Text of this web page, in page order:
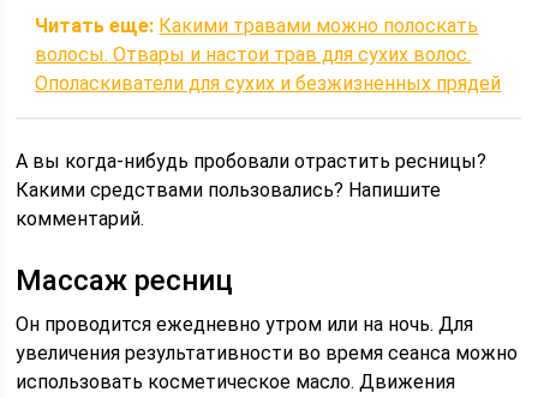
Читать еще: Какими травами можно полоскать
волосы. Отвары и настои трав для сухих волос.
Ополаскиватели для сухих и безжизненных прядей
А вы когда-нибудь пробовали отрастить ресницы?
Какими средствами пользовались? Напишите
комментарий.
Массаж ресниц
Он проводится ежедневно утром или на ночь. Для
увеличения результативности во время сеанса можно
использовать косметическое масло. Движения